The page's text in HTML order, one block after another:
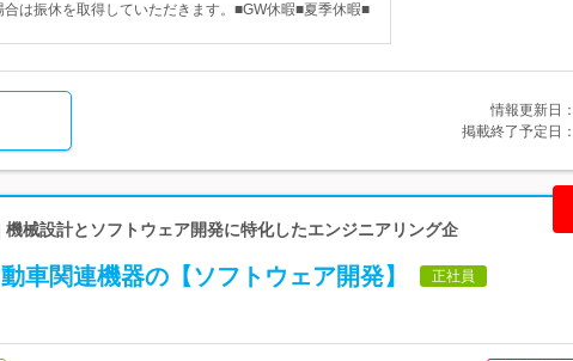
は振休を取得していただきます。■GW休暇■夏季休暇■
情報更新日：
掲載終了予定日：
械設計とソフトウェア開発に特化したエンジニアリング企
車関連機器の【ソフトウェア開発】 正社員